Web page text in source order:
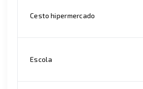
Cesto hipermercado
Escola